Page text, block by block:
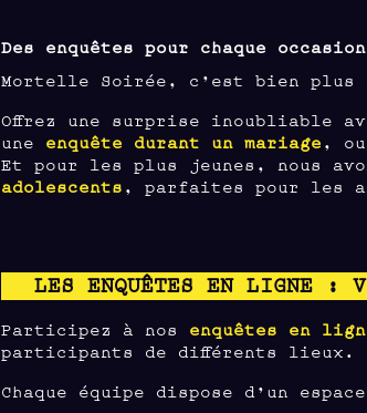
Des enquêtes pour chaque occasion
Mortelle Soirée, c’est bien plus
Offrez une surprise inoubliable
une enquête durant un mariage ,
Et pour les plus jeunes, nous
adolescents , parfaites pour les
LES ENQUÊTES EN LIGNE :
Participez à nos enquêtes en
participants de différents lieux.
Chaque équipe dispose d’un